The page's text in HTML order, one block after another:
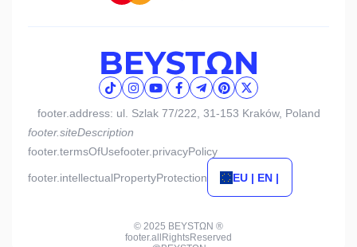
footer.address: ul. Szlak 77/222, 31-153 Kraków, Poland
footer.siteDescription
footer.termsOfUsefooter.privacyPolicy
footer.intellectualPropertyProtection EU | EN |
© 2025 BEYSTΩN ®
footer.allRightsReserved